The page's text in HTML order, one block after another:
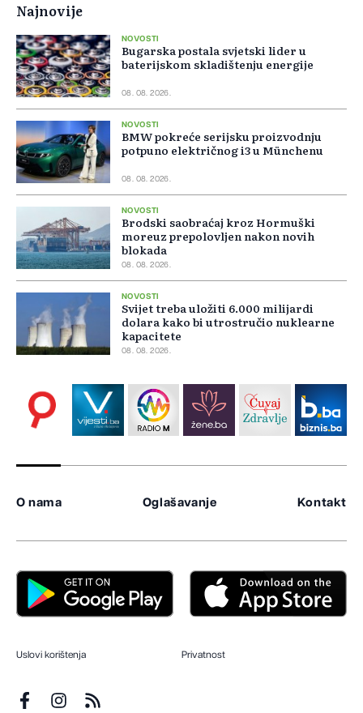
Najnovije
NOVOSTI
Bugarska postala svjetski lider u
baterijskom skladištenju energije
08. 08. 2026.
NOVOSTI
BMW pokreće serijsku proizvodnju
potpuno električnog i3 u Münchenu
08. 08. 2026.
NOVOSTI
Brodski saobraćaj kroz Hormuški
moreuz prepolovljen nakon novih
blokada
08. 08. 2026.
NOVOSTI
Svijet treba uložiti 6.000 milijardi
dolara kako bi utrostručio nuklearne
kapacitete
08. 08. 2026.
O nama Oglašavanje Kontakt
Uslovi korištenja Privatnost